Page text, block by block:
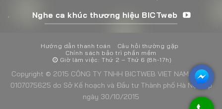
Nghe ca khúc thương hiệu BICTweb
Hướng dẫn thanh toán
Câu hỏi thường gặp
Chính sách bảo trì phần mềm
Giờ làm việc: Thứ 2 – Thứ 6 (8h-17h)
Copyright © 2015 CÔNG TY TNHH BICTWEB VIET NAM - MST:
0107075625 do Sở Kế hoạch và Đầu tư Thành phố Hà Nội cấp
ngày 30/10/2015